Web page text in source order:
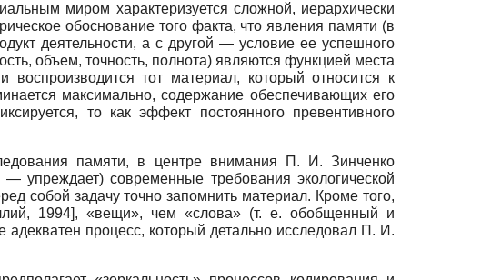
миром характеризуется сложной, иерархически
обоснование того факта, что явления памяти (в
деятельности, а с другой — условие ее успешного
объем, точность, полнота) являются функцией места
воспроизводится тот материал, который относится к
максимально, содержание обеспечивающих его
то как эффект постоянного превентивного
памяти, в центре внимания П. И. Зинченко
упреждает) современные требования экологической
собой задачу точно запомнить материал. Кроме того,
1994], «вещи», чем «слова» (т. е. обобщенный и
процесс, который детально исследовал П. И.